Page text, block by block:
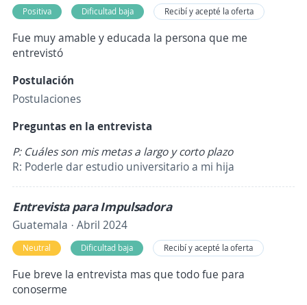
Positiva Dificultad baja Recibí y acepté la oferta
Fue muy amable y educada la persona que me
entrevistó
Postulación
Postulaciones
Preguntas en la entrevista
P: Cuáles son mis metas a largo y corto plazo
R: Poderle dar estudio universitario a mi hija
Entrevista para Impulsadora
Guatemala · Abril 2024
Neutral Dificultad baja Recibí y acepté la oferta
Fue breve la entrevista mas que todo fue para
conoserme